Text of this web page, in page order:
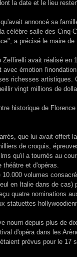
la date et le lieu
annoncé sa
célèbre salle des Cinq-
a précisé le maire
avait réalisé en
émotion
richesses artistiques.
vingt millions de
historique de
que lui avait offert
de croquis,
qu'il a tournés au
théâtre et d'opéras.
volumes
en Italie dans de cas)
quatre nominations
statuettes
nourri depuis plus de
d'opéra dans les
prévus pour le 17